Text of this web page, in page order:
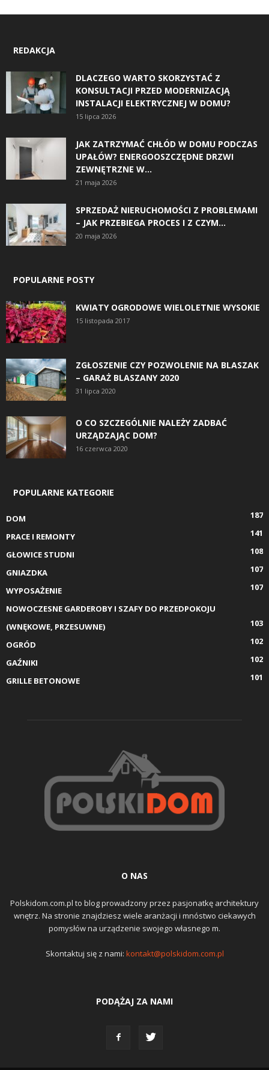
REDAKCJA
DLACZEGO WARTO SKORZYSTAĆ Z
KONSULTACJI PRZED MODERNIZACJĄ
INSTALACJI ELEKTRYCZNEJ W DOMU?
15 lipca 2026
JAK ZATRZYMAĆ CHŁÓD W DOMU PODCZAS
UPAŁÓW? ENERGOOSZCZĘDNE DRZWI
ZEWNĘTRZNE W...
21 maja 2026
SPRZEDAŻ NIERUCHOMOŚCI Z PROBLEMAMI
– JAK PRZEBIEGA PROCES I Z CZYM...
20 maja 2026
POPULARNE POSTY
KWIATY OGRODOWE WIELOLETNIE WYSOKIE
15 listopada 2017
ZGŁOSZENIE CZY POZWOLENIE NA BLASZAK
– GARAŻ BLASZANY 2020
31 lipca 2020
O CO SZCZEGÓLNIE NALEŻY ZADBAĆ
URZĄDZAJĄC DOM?
16 czerwca 2020
POPULARNE KATEGORIE
DOM
187
PRACE I REMONTY
141
GŁOWICE STUDNI
108
GNIAZDKA
107
WYPOSAŻENIE
107
NOWOCZESNE GARDEROBY I SZAFY DO PRZEDPOKOJU
(WNĘKOWE, PRZESUWNE)
103
OGRÓD
102
GAŹNIKI
102
GRILLE BETONOWE
101
O NAS
Polskidom.com.pl to blog prowadzony przez pasjonatkę architektury
wnętrz. Na stronie znajdziesz wiele aranżacji i mnóstwo ciekawych
pomysłów na urządzenie swojego własnego m.
Skontaktuj się z nami: kontakt@polskidom.com.pl
PODĄŻAJ ZA NAMI